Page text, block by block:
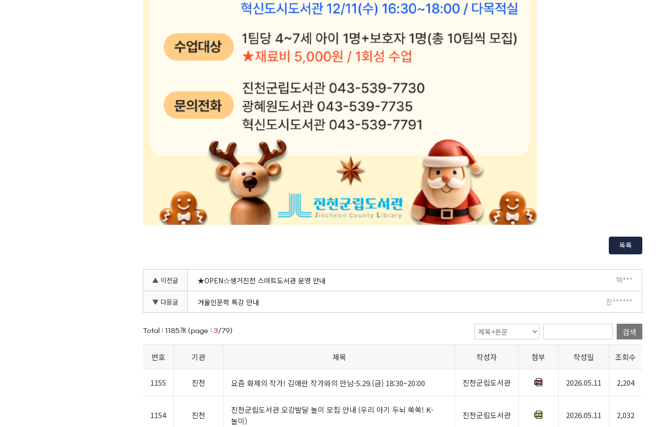
목록
▲ 이전글 ★OPEN☆생거진천 스마트도서관 운영 안내 혁***
▼ 다음글 겨울인문학 특강 안내 진******
Total :1185개 (page :3/79) 검색
번호 기관 제목 작성자 첨부 작성일 조회수
1155 진천 요즘 화제의 작가! 김애란 작가와의 만남-5.29.(금) 18:30~20:00 진천군립도서관 2026.05.11 2,204
1154 진천
진천군립도서관 오감발달 놀이 모집 안내 (우리 아기 두뇌 쑥쑥! K-
놀이)
진천군립도서관 2026.05.11 2,032